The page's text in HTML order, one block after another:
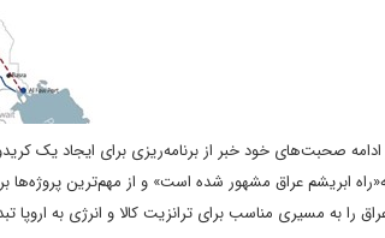
صحبت‌های خود خبر از برنامه‌ریزی برای ایجاد یک
ابریشم عراق مشهور شده است» و از مهم‌ترین
را به مسیری مناسب برای ترانزیت کالا و انرژی به اروپا